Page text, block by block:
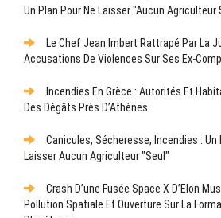
Un Plan Pour Ne Laisser "aucun Agriculteur
Le Chef Jean Imbert Rattrapé Par La
Accusations De Violences Sur Ses Ex-
Incendies En Grèce : Autorités Et
Des Dégâts Près D’Athènes
Canicules, Sécheresse, Incendies : Un
Laisser Aucun Agriculteur "seul"
Crash D’une Fusée Space X D’Elon
Pollution Spatiale Et Ouverture Sur La